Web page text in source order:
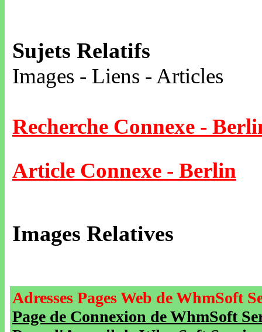
Sujets Relatifs
Images - Liens - Articles
Recherche Connexe -
Article Connexe - Berlin
Images Relatives
Adresses Pages Web de WhmSoft
Page de Connexion de WhmSoft